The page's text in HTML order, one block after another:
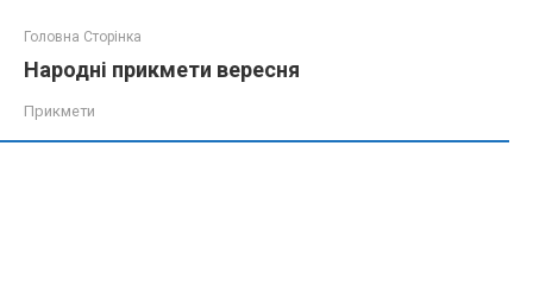
Головна Сторінка
Народні прикмети вересня
Прикмети